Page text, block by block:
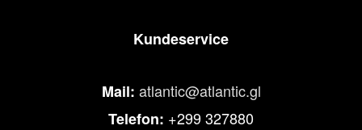
Kundeservice
Mail: atlantic@atlantic.gl
Telefon: +299 327880